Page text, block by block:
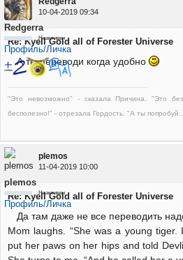
10-04-2019 09:34
Redgerra
Неактивен
Профиль/Личка
Re: Kyell Gold all of Forester Universe
А ты переводи когда удобно
"Это невозможно" - сказала Причина. "Это
бесполезно!" - отрезала Гордость. "А ты
plemos
11-04-2019 10:00
plemos
Неактивен
Профиль/Личка
Re: Kyell Gold all of Forester Universe
Да там даже не все переводить
Mom laughs. “She was a young
put her paws on her hips and told